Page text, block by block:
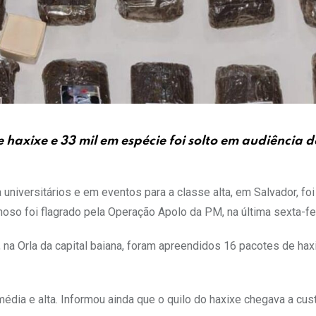
e 33 mil em espécie foi solto em audiência
e em eventos para a classe alta, em Salvador,
foi flagrado pela Operação Apolo da PM, na última sexta-
Orla da capital baiana, foram apreendidos 16 pacotes de
e alta. Informou ainda que o quilo do haxixe chegava a